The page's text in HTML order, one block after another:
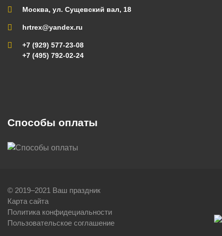
Москва, ул. Сущевский вал, 18
hrtrex@yandex.ru
+7 (929) 577-23-08
+7 (495) 792-02-24
Способы оплаты
© 2019–2021 Ваш праздник
Карта сайта
Политика конфидециальности
Пользовательское соглашение